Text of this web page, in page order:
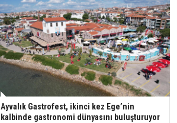
Ayvalık Gastrofest, ikinci kez Ege’nin
kalbinde gastronomi dünyasını buluşturuyor